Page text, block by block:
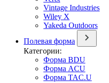
Vintage Industries
Wiley X
Yakeda Outdoors
Полевая форма
Категории:
Форма BDU
Форма ACU
Форма TAC.U